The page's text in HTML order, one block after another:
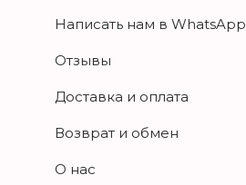
Написать нам в WhatsApp
Отзывы
Доставка и оплата
Возврат и обмен
О нас